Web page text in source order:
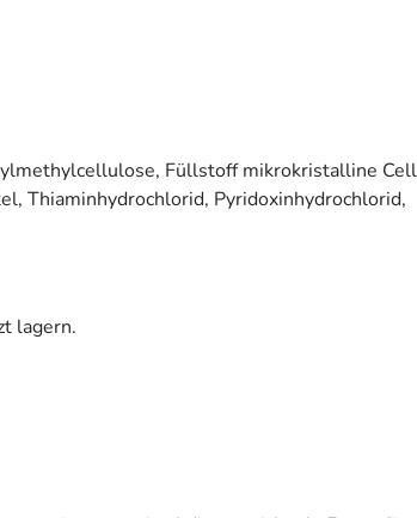
Füllstoff mikrokristalline
Thiaminhydrochlorid, Pyridoxinhydrochlorid,
lagern.